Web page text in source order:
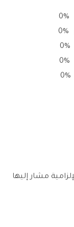
0%
0%
0%
0%
0%
مشار إليها